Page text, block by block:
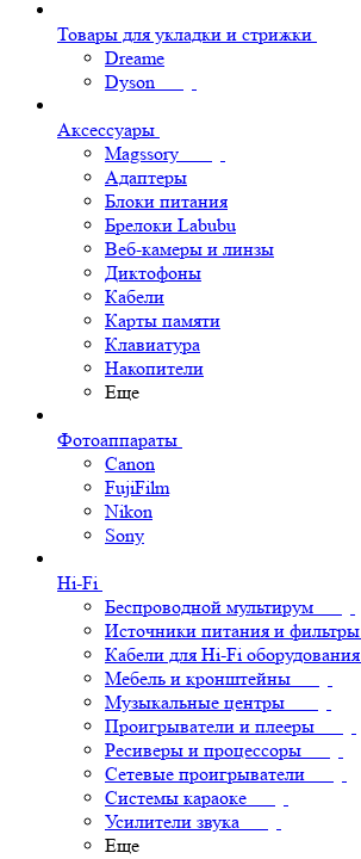
Товары для укладки и стрижки
Dreame
Dyson
Аксессуары
Magssory
Адаптеры
Блоки питания
Брелоки Labubu
Веб-камеры и линзы
Диктофоны
Кабели
Карты памяти
Клавиатура
Накопители
Еще
Фотоаппараты
Canon
FujiFilm
Nikon
Sony
Hi-Fi
Беспроводной мультирум
Источники питания и фильтры
Кабели для Hi-Fi оборудования
Мебель и кронштейны
Музыкальные центры
Проигрыватели и плееры
Ресиверы и процессоры
Сетевые проигрыватели
Системы караоке
Усилители звука
Еще